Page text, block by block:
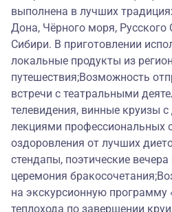
выполнена в лучших
Дона, Чёрного моря, Русского
Сибири. В приготовлении
локальные продукты из
путешествия;Возможность
встречи с театральными
телевидения, винные круизы
лекциями профессиональных
оздоровления от лучших
стендапы, поэтические
церемония
на экскурсионную программу
теплохода по завершении